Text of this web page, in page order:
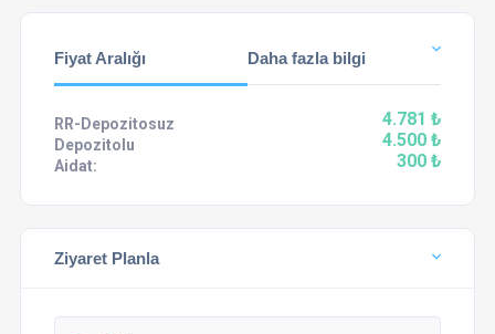
Fiyat Aralığı Daha fazla bilgi
RR-Depozitosuz 4.781 ₺
Depozitolu 4.500 ₺
Aidat: 300 ₺
Ziyaret Planla